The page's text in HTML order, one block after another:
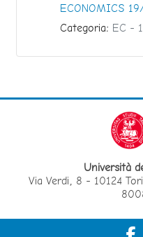
ECONOMICS
Categoria: EC -
Università
Via Verdi, 8 - 10124